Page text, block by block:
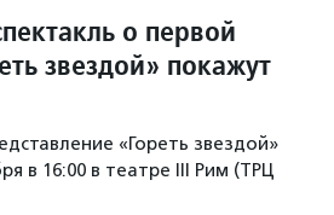
о первой
звездой» покажут
«Гореть звездой»
в 16:00 в театре III Рим (ТРЦ